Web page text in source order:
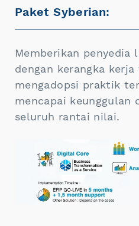
Paket Syberian:
Memberikan penyedia
dengan kerangka
mengadopsi praktik
mencapai keunggulan
seluruh rantai nilai.